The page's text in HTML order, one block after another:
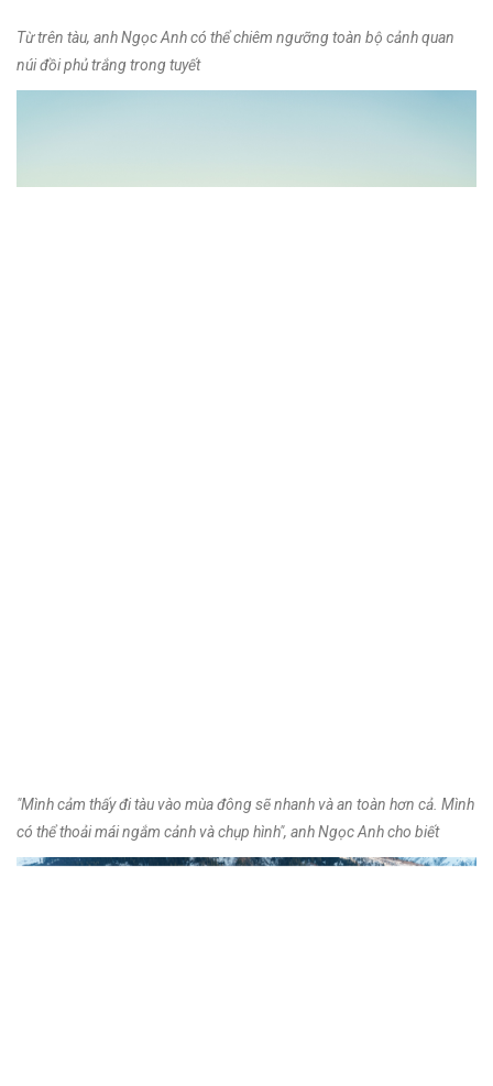
Từ trên tàu, anh Ngọc Anh có thể chiêm ngưỡng toàn bộ cảnh quan
núi đồi phủ trắng trong tuyết
"Mình cảm thấy đi tàu vào mùa đông sẽ nhanh và an toàn hơn cả. Mình
có thể thoải mái ngắm cảnh và chụp hình", anh Ngọc Anh cho biết